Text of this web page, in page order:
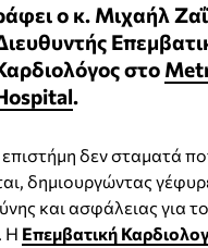
ο κ. Μιχαήλ
στο
.
επιστήμη δεν σταματά
δημιουργώντας
και ασφάλειας για
Η Επεμβατική